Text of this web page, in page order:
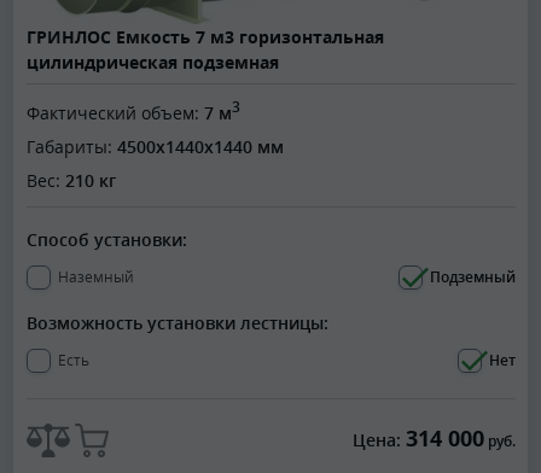
ГРИНЛОС Емкость 7 м3 горизонтальная
цилиндрическая подземная
Фактический объем: 7 м3
Габариты: 4500x1440x1440 мм
Вес: 210 кг
Способ установки:
Наземный Подземный
Возможность установки лестницы:
Есть Нет
Цена: 314 000руб.